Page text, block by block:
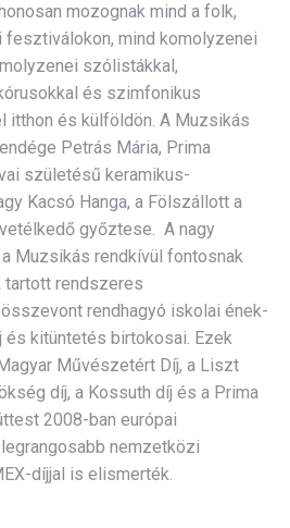
mozognak mind a folk,
mind komolyzenei
szólistákkal,
és szimfonikus
itthon és külföldön. A Muzsikás
Petrás Mária, Prima
születésű keramikus-
Kacsó Hanga, a Fölszállott a
győztese. A nagy
Muzsikás rendkívül fontosnak
tartott rendszeres
rendhagyó iskolai ének-
és kitüntetés birtokosai. Ezek
Művészetért Díj, a Liszt
díj, a Kossuth díj és a Prima
2008-ban európai
nemzetközi
díjjal is elismerték.